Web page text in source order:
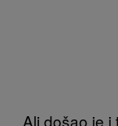
Ali došao je